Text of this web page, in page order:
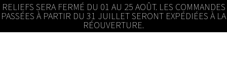
RELIEFS SERA FERMÉ DU 01 AU 25 AOÛT. LES COMMANDES
PASSÉES À PARTIR DU 31 JUILLET SERONT EXPÉDIÉES À LA
RÉOUVERTURE.